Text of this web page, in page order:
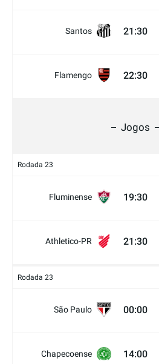
Santos 21:30
Flamengo 22:30
Jogos
Rodada 23
Fluminense 19:30
Athletico-PR 21:30
Rodada 23
São Paulo 00:00
Chapecoense 14:00